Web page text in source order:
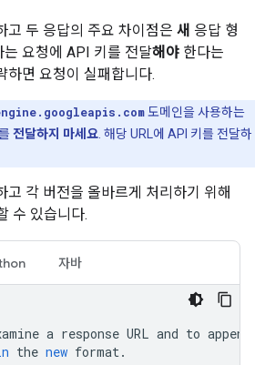
고 두 응답의 주요 차이점은 새 응답 형
는 요청에 API 키를 전달해야 한다는
하면 요청이 실패합니다.
도메인을 사용하는
전달하지 마세요 . 해당 URL에 API 키를 전달하
고 각 버전을 올바르게 처리하기 위해
수 있습니다.
자바
a response URL and to append
the new format.